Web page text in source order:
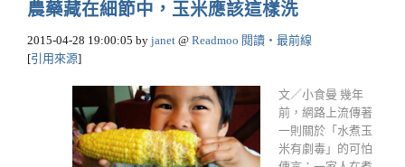
農藥藏在細節中，玉米應該這樣洗
2015-04-28 19:00:05 by janet @ Readmoo 閱讀‧最前線
[引用來源]
文／小食曼 幾年
前，網路上流傳著
一則關於「水煮玉
米有劇毒」的可怕